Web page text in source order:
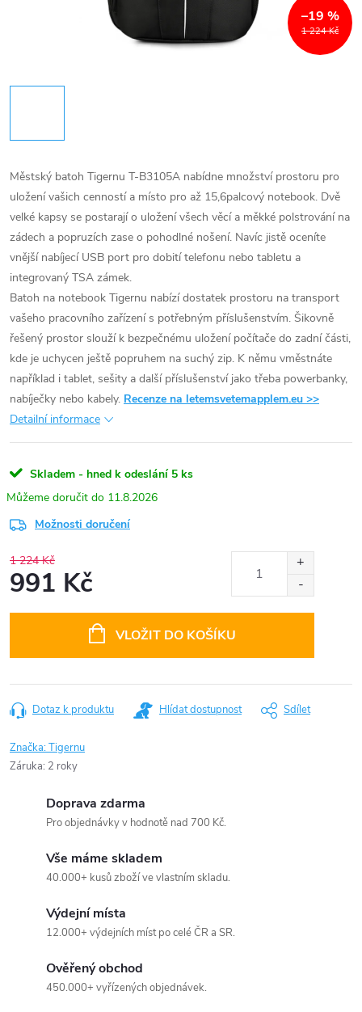
1 224 Kč
–19 %
Městský batoh Tigernu T-B3105A nabídne množství prostoru pro
uložení vašich cenností a místo pro až 15,6palcový notebook. Dvě
velké kapsy se postarají o uložení všech věcí a měkké polstrování na
zádech a popruzích zase o pohodlné nošení. Navíc jistě oceníte
vnější nabíjecí USB port pro dobití telefonu nebo tabletu a
integrovaný TSA zámek.
Batoh na notebook Tigernu nabízí dostatek prostoru na transport
vašeho pracovního zařízení s potřebným příslušenstvím. Šikovně
řešený prostor slouží k bezpečnému uložení počítače do zadní části,
kde je uchycen ještě popruhem na suchý zip. K němu vměstnáte
například i tablet, sešity a další příslušenství jako třeba powerbanky,
nabíječky nebo kabely. Recenze na letemsvetemapplem.eu >>
Detailní informace
Skladem - hned k odeslání 5 ks
11.8.2026
Možnosti doručení
1 224 Kč
991 Kč
VLOŽIT DO KOŠÍKU
Dotaz k produktu Hlídat dostupnost Sdílet
Značka:Tigernu
Záruka: 2 roky
Doprava zdarma
Pro objednávky v hodnotě nad 700 Kč.
Vše máme skladem
40.000+ kusů zboží ve vlastním skladu.
Výdejní místa
12.000+ výdejních míst po celé ČR a SR.
Ověřený obchod
450.000+ vyřízených objednávek.